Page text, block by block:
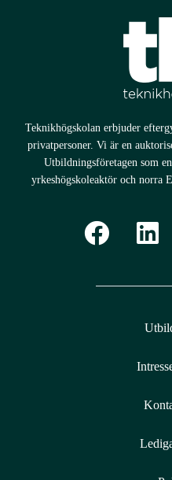
Teknikhögskolan erbjuder
privatpersoner. Vi är en
Utbildningsföretagen som
yrkeshögskoleaktör och norra